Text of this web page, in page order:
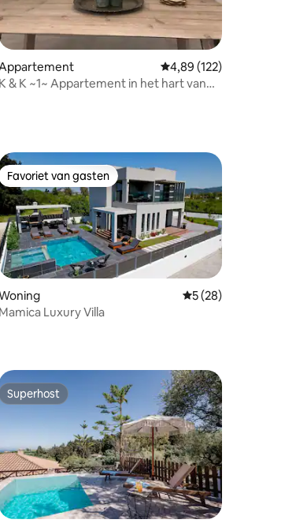
van 4,94 uit 5, 33 recensies
Gemiddelde
4,89 (122)
K & K ~1~ Appartement in het hart van
beoordeling van 5 uit 5, 14 recensies
Favoriet van gasten
Favoriet van gasten
Gemiddelde
5 (28)
Mamica Luxury Villa
Superhost
Superhost